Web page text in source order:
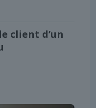
client d’un